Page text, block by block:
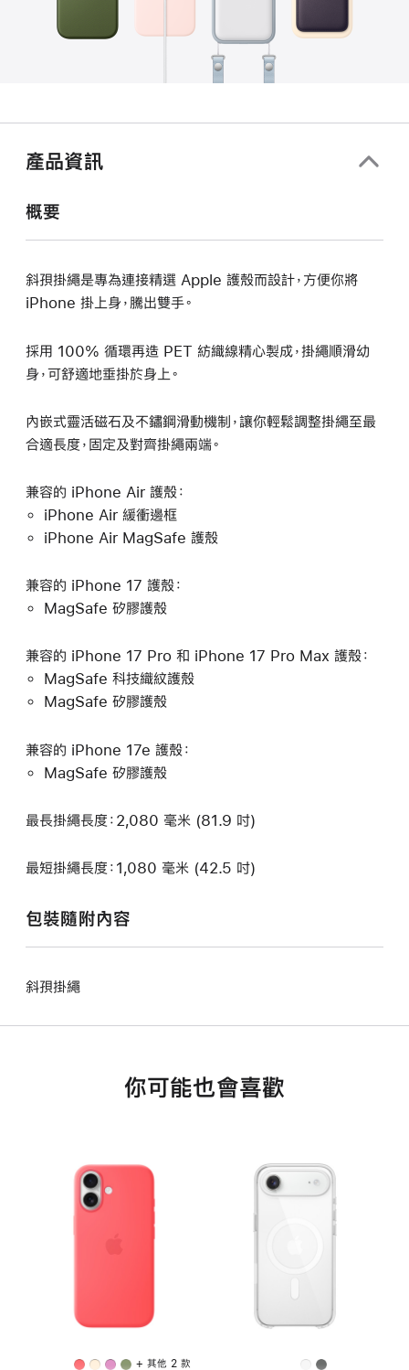
產品資訊
概要
斜孭掛繩是專為連接精選 Apple 護殼而設計，方便你將
iPhone 掛上身，騰出雙手。
採用 100% 循環再造 PET 紡織線精心製成，掛繩順滑幼
身，可舒適地垂掛於身上。
內嵌式靈活磁石及不鏽鋼滑動機制，讓你輕鬆調整掛繩至最
合適長度，固定及對齊掛繩兩端。
兼容的 iPhone Air 護殼：
iPhone Air 緩衝邊框
iPhone Air MagSafe 護殼
兼容的 iPhone 17 護殼：
MagSafe 矽膠護殼
兼容的 iPhone 17 Pro 和 iPhone 17 Pro Max 護殼：
MagSafe 科技織紋護殼
MagSafe 矽膠護殼
兼容的 iPhone 17e 護殼：
MagSafe 矽膠護殼
最長掛繩長度：2,080 毫米 (81.9 吋)
最短掛繩長度：1,080 毫米 (42.5 吋)
包裝隨附內容
斜孭掛繩
你可能也會喜歡
+ 其他 2 款